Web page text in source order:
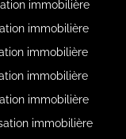
immobilière
immobilière
immobilière
immobilière
immobilière
immobilière